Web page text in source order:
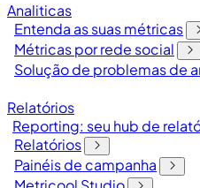
Analiticas
Entenda as suas métricas
Métricas por rede social
Solução de problemas de
Relatórios
Reporting: seu hub de
Relatórios
Painéis de campanha